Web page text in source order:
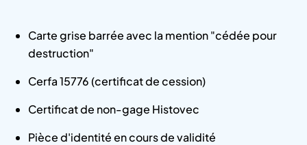
Carte grise barrée avec la mention "cédée pour
destruction"
Cerfa 15776 (certificat de cession)
Certificat de non-gage Histovec
Pièce d'identité en cours de validité